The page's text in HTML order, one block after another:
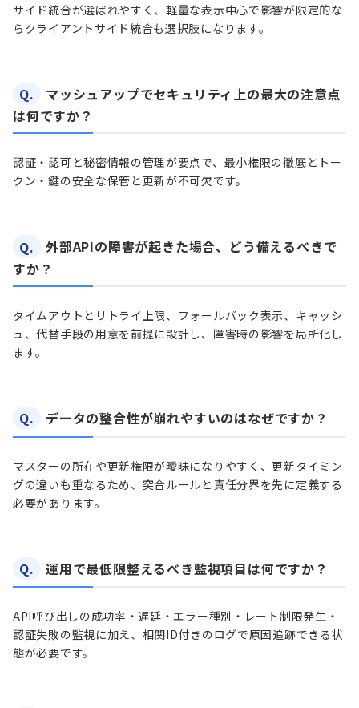
サイド統合が選ばれやすく、軽量な表示中心で影響が限定的な
らクライアントサイド統合も選択肢になります。
Q.
マッシュアップでセキュリティ上の最大の注意点
は何ですか？
認証・認可と秘密情報の管理が要点で、最小権限の徹底とトー
クン・鍵の安全な保管と更新が不可欠です。
Q.
外部APIの障害が起きた場合、どう備えるべきで
すか？
タイムアウトとリトライ上限、フォールバック表示、キャッシ
ュ、代替手段の用意を前提に設計し、障害時の影響を局所化し
ます。
Q. データの整合性が崩れやすいのはなぜですか？
マスターの所在や更新権限が曖昧になりやすく、更新タイミン
グの違いも重なるため、突合ルールと責任分界を先に定義する
必要があります。
Q. 運用で最低限整えるべき監視項目は何ですか？
API呼び出しの成功率・遅延・エラー種別・レート制限発生・
認証失敗の監視に加え、相関ID付きのログで原因追跡できる状
態が必要です。